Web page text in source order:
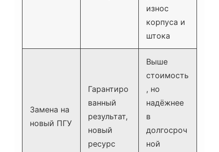
износ
корпуса и
штока
Замена на
новый ПГУ
Гарантиро
ванный
результат,
новый
ресурс
Выше
стоимость
, но
надёжнее
в
долгосроч
ной